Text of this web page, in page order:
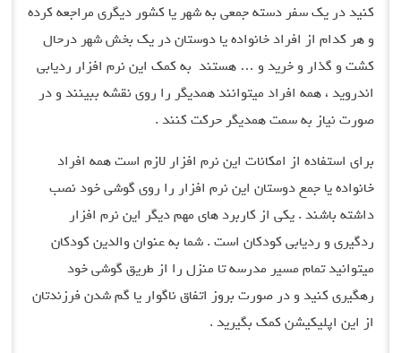
کنید در یک سفر دسته جمعی به شهر یا کشور دیگری مراجعه کرده
و هر کدام از افراد خانواده یا دوستان در یک بخش شهر درحال
کشت و گذار و خرید و … هستند به کمک این نرم افزار ردیابی
اندروید ، همه افراد میتوانند همدیگر را روی نقشه ببینند و در
صورت نیاز به سمت همدیگر حرکت کنند .
برای استفاده از امکانات این نرم افزار لازم است همه افراد
خانواده یا جمع دوستان این نرم افزار را روی گوشی خود نصب
داشته باشند . یکی از کاربرد های مهم دیگر این نرم افزار
ردگیری و ردیابی کودکان است . شما به عنوان والدین کودکان
میتوانید تمام مسیر مدرسه تا منزل را از طریق گوشی خود
رهگیری کنید و در صورت بروز اتفاق ناگوار یا گم شدن فرزندتان
از این اپلیکیشن کمک بگیرید .